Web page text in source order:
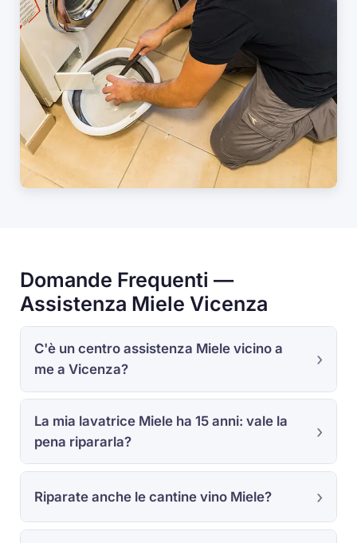
Domande Frequenti —
Assistenza Miele Vicenza
C'è un centro assistenza Miele vicino a
me a Vicenza?
La mia lavatrice Miele ha 15 anni: vale la
pena ripararla?
Riparate anche le cantine vino Miele?